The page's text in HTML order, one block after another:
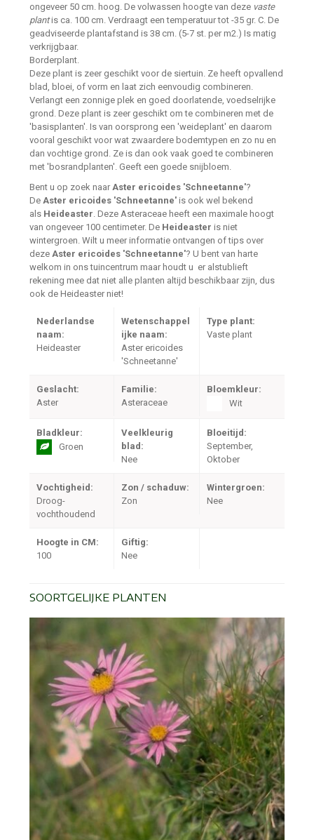
ongeveer 50 cm. hoog. De volwassen hoogte van deze vaste
plantis ca. 100 cm. Verdraagt een temperatuur tot -35 gr. C. De
geadviseerde plantafstand is 38 cm. (5-7 st. per m2.) Is matig
verkrijgbaar.
Borderplant.
Deze plant is zeer geschikt voor de siertuin. Ze heeft opvallend
blad, bloei, of vorm en laat zich eenvoudig combineren.
Verlangt een zonnige plek en goed doorlatende, voedselrijke
grond. Deze plant is zeer geschikt om te combineren met de
'basisplanten'. Is van oorsprong een 'weideplant' en daarom
vooral geschikt voor wat zwaardere bodemtypen en zo nu en
dan vochtige grond. Ze is dan ook vaak goed te combineren
met 'bosrandplanten'. Geeft een goede snijbloem.
Bent u op zoek naar Aster ericoides 'Schneetanne'?
De Aster ericoides 'Schneetanne' is ook wel bekend
als Heideaster. Deze Asteraceae heeft een maximale hoogt
van ongeveer 100 centimeter. De Heideaster is niet
wintergroen. Wilt u meer informatie ontvangen of tips over
deze Aster ericoides 'Schneetanne'? U bent van harte
welkom in ons tuincentrum maar houdt u er alstublieft
rekening mee dat niet alle planten altijd beschikbaar zijn, dus
ook de Heideaster niet!
Nederlandse
naam:
Heideaster
Wetenschappel
ijke naam:
Aster ericoides
'Schneetanne'
Type plant:
Vaste plant
Geslacht:
Aster
Familie:
Asteraceae
Bloemkleur:
Wit
Bladkleur:
Groen
Veelkleurig
blad:
Nee
Bloeitijd:
September,
Oktober
Vochtigheid:
Droog-
vochthoudend
Zon / schaduw:
Zon
Wintergroen:
Nee
Hoogte in CM:
100
Giftig:
Nee
SOORTGELIJKE PLANTEN